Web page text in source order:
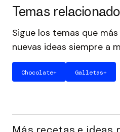
Temas
Sigue los temas que
nuevas ideas siempre a
Chocolate+ Galletas+
Más recetas e ideas